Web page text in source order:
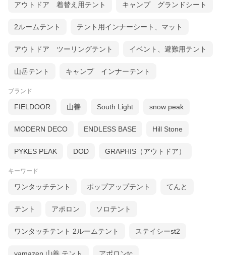
アウトドア 着替え用テント キャンプ グランドシート
2ルームテント テント用インナーシート、マット
アウトドア ツーリングテント イベント、避難用テント
山岳テント キャンプ インナーテント
ブランド
FIELDOOR 山善 South Light snow peak
MODERN DECO ENDLESS BASE Hill Stone
PYKES PEAK DOD GRAPHIS（アウトドア）
キーワード
ワンタッチテント ポップアップテント てんと
テント アポロン ソロテント
ワンタッチテント 2ルームテント ステイシーst2